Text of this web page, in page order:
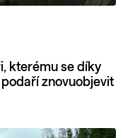
kterému se díky
znovuobjevit